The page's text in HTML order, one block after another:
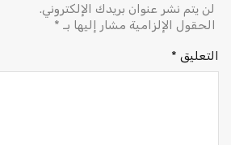
لن يتم نشر عنوان بريدك الإلكتروني.
الحقول الإلزامية مشار إليها بـ *
التعليق *